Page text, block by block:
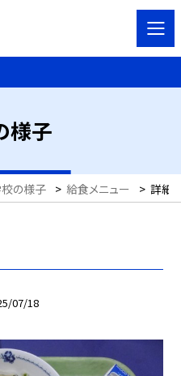
様子
の様子 > 給食メニュー > 詳細
07/18